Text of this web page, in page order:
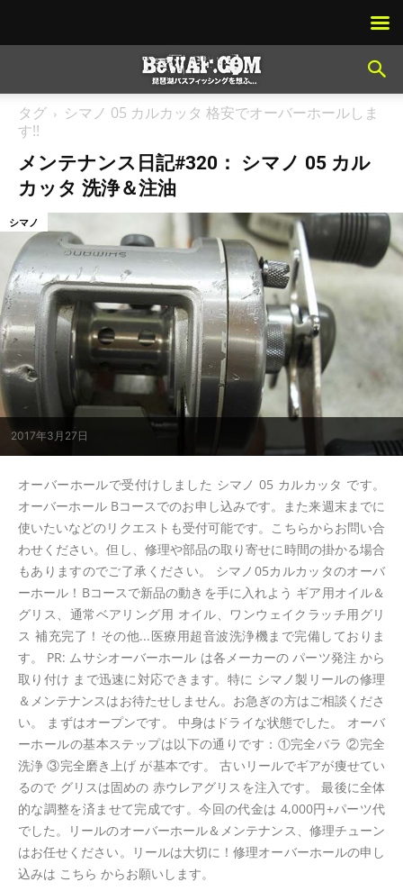
タグ
シマノ 05 カルカッタ 格安でオーバーホールしま
す!!
メンテナンス日記#320： シマノ 05 カル
カッタ 洗浄＆注油
2017年3月27日
シマノ
オーバーホールで受付けしました シマノ 05 カルカッタ です。
オーバーホール Bコースでのお申し込みです。また来週末までに
使いたいなどのリクエストも受付可能です。こちらからお問い合
わせください。但し、修理や部品の取り寄せに時間の掛かる場合
もありますのでご了承ください。 シマノ05カルカッタのオーバ
ーホール！Bコースで新品の動きを手に入れよう ギア用オイル＆
グリス、通常ベアリング用 オイル、ワンウェイクラッチ用グリ
ス 補充完了！その他...医療用超音波洗浄機まで完備しておりま
す。 PR: ムサシオーバーホール は各メーカーの パーツ発注 から
取り付け まで迅速に対応できます。特に シマノ製リールの修理
＆メンテナンスはお待たせしません。お急ぎの方はご相談くださ
い。 まずはオープンです。 中身はドライな状態でした。 オーバ
ーホールの基本ステップは以下の通りです：①完全バラ ②完全
洗浄 ③完全磨き上げ が基本です。 古いリールでギアが痩せてい
るので グリスは固めの 赤ウレアグリスを注入です。 最後に全体
的な調整を済ませて完成です。今回の代金は 4,000円+パーツ代
でした。リールのオーバーホール＆メンテナンス、修理チューン
はお任せください。リールは大切に！修理オーバーホールの申し
込みは こちら からお願いします。